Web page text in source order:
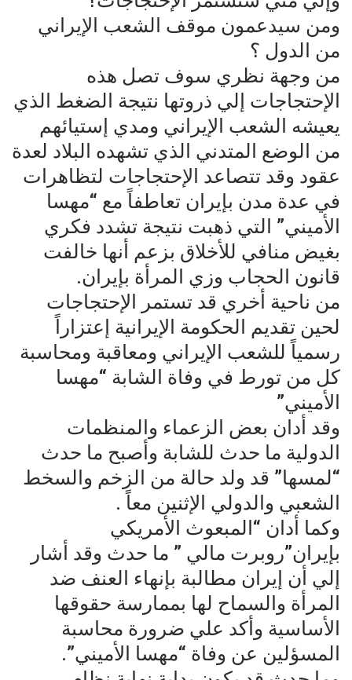
ومن سيدعمون موقف الشعب الإيراني
من الدول ؟
من وجهة نظري سوف تصل هذه
الإحتجاجات إلي ذروتها نتيجة الضغط الذي
يعيشه الشعب الإيراني ومدي إستيائهم
من الوضع المتدني الذي تشهده البلاد لعدة
عقود وقد تتصاعد الإحتجاجات لتظاهرات
في عدة مدن بإيران تعاطفاً مع “مهسا
الأميني” التي ذهبت نتيجة تشدد فكري
بغيض منافي للأخلاق بزعم أنها خالفت
قانون الحجاب وزي المرأة بإيران.
من ناحية أخري قد تستمر الإحتجاجات
لحين تقديم الحكومة الإيرانية إعتزاراً
رسمياً للشعب الإيراني ومعاقبة ومحاسبة
كل من تورط في وفاة الشابة “مهسا
الأميني”
وقد أدان بعض الزعماء والمنظمات
الدولية ما حدث للشابة وأصبح ما حدث
“لمسها” قد ولد حالة من الزخم والسخط
الشعبي والدولي الإثنين معاً .
وكما أدان “المبعوث الأمريكي
بإيران”روبرت مالي ” ما حدث وقد أشار
إلي أن إيران مطالبة بإنهاء العنف ضد
المرأة والسماح لها بممارسة حقوقها
الأساسية وأكد علي ضرورة محاسبة
المسؤلين عن وفاة “مهسا الأميني”.